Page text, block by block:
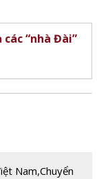
“nhà Đài”
Nam,Chuyển